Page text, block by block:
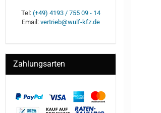
Tel: (+49) 4193 / 755 09 - 14
Email: vertrieb@wulf-kfz.de
Zahlungsarten